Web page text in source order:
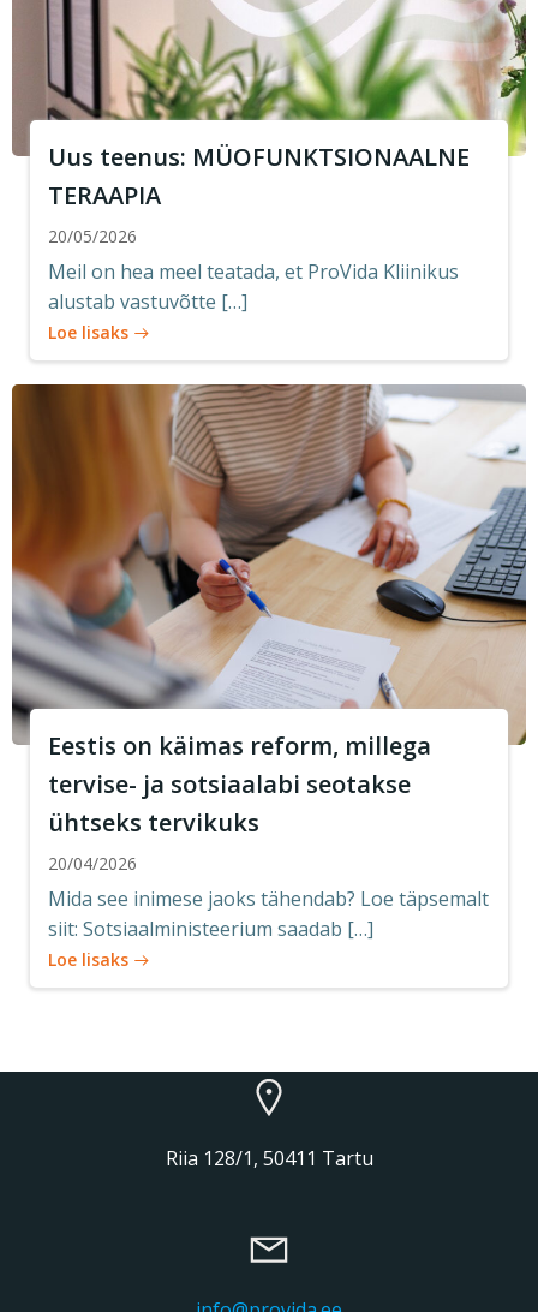
Uus teenus: MÜOFUNKTSIONAALNE
TERAAPIA
20/05/2026
Meil on hea meel teatada, et ProVida Kliinikus
alustab vastuvõtte […]
Loe lisaks
Eestis on käimas reform, millega
tervise- ja sotsiaalabi seotakse
ühtseks tervikuks
20/04/2026
Mida see inimese jaoks tähendab? Loe täpsemalt
siit: Sotsiaalministeerium saadab […]
Loe lisaks
Riia 128/1, 50411 Tartu